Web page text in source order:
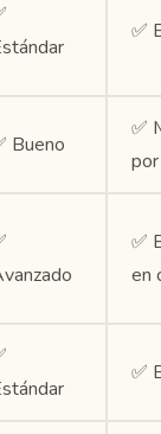
✅
Bueno
✅
✅
en
✅